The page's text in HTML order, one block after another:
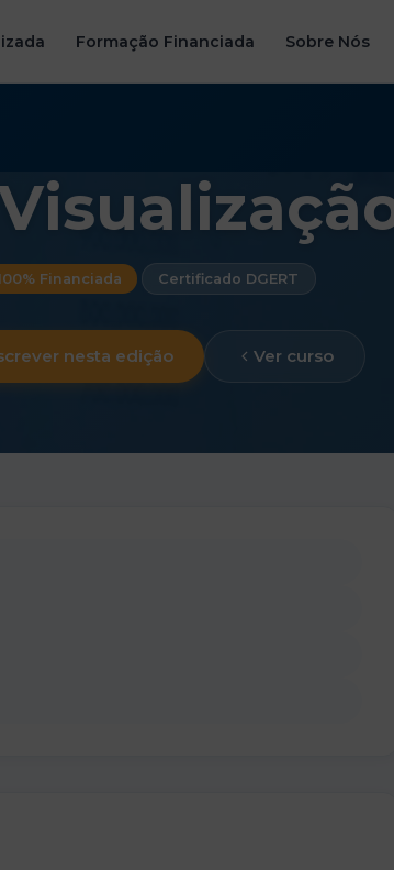
Formação Financiada Sobre Nós
Financiada Certificado DGERT
nesta edição Ver curso